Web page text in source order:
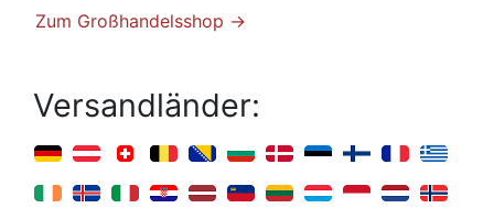
Zum Großhandelsshop →
Versandländer: